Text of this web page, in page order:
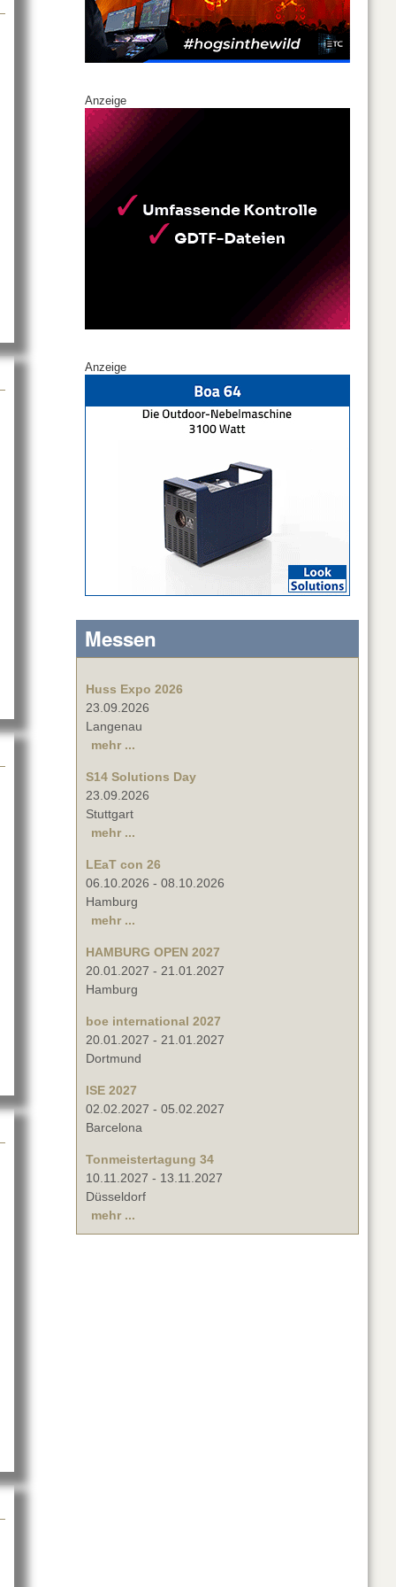
Anzeige
Anzeige
Messen
Huss Expo 2026
23.09.2026
Langenau
mehr ...
S14 Solutions Day
23.09.2026
Stuttgart
mehr ...
LEaT con 26
06.10.2026 - 08.10.2026
Hamburg
mehr ...
HAMBURG OPEN 2027
20.01.2027 - 21.01.2027
Hamburg
boe international 2027
20.01.2027 - 21.01.2027
Dortmund
ISE 2027
02.02.2027 - 05.02.2027
Barcelona
Tonmeistertagung 34
10.11.2027 - 13.11.2027
Düsseldorf
mehr ...